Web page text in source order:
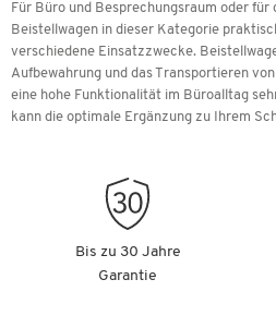
Für Büro und Besprechungsraum oder
Beistellwagen in dieser Kategorie
verschiedene Einsatzzwecke.
Aufbewahrung und das Transportieren
eine hohe Funktionalität im Büroalltag
kann die optimale Ergänzung zu Ihrem
Bis zu 30 Jahre
Garantie